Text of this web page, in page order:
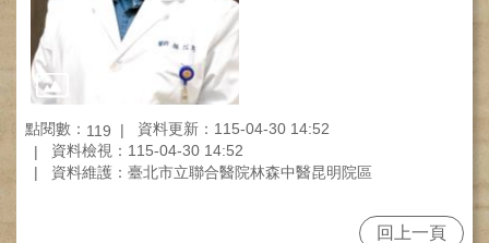
病
歷
實
施
點閱數： 119
資料更新：115-04-30 14:52
資料檢視：115-04-30 14:52
資料維護：臺北市立聯合醫院林森中醫昆明院區
回上一頁